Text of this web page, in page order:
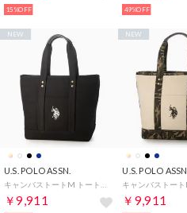
15%OFF 49%OFF
U.S. POLO ASSN.
￥9,911
NEW
U.S. POLO ASSN.
￥9,911
NEW